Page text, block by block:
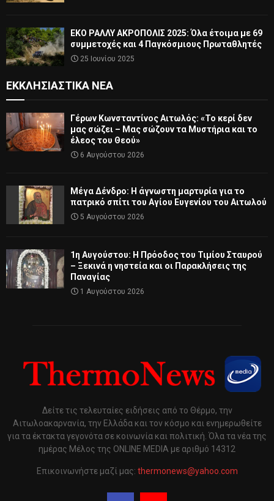
ΕΚΟ ΡΑΛΛΥ ΑΚΡΟΠΟΛΙΣ 2025: Όλα έτοιμα με 69
συμμετοχές και 4 Παγκόσμιους Πρωταθλητές
25 Ιουνίου 2025
ΕΚΚΛΗΣΙΑΣΤΙΚΆ ΝΈΑ
Γέρων Κωνσταντίνος Αιτωλός: «Το κερί δεν
μας σώζει – Μας σώζουν τα Μυστήρια και το
έλεος του Θεού»
6 Αυγούστου 2026
Μέγα Δένδρο: Η άγνωστη μαρτυρία για το
πατρικό σπίτι του Αγίου Ευγενίου του Αιτωλού
5 Αυγούστου 2026
1η Αυγούστου: Η Πρόοδος του Τιμίου Σταυρού
– Ξεκινά η νηστεία και οι Παρακλήσεις της
Παναγίας
1 Αυγούστου 2026
Δείτε τις τελευταίες ειδήσεις από το Θέρμο, την
Αιτωλοακαρνανία, την Ελλάδα και τον κόσμο και ενημερωθείτε
για τα έκτακτα γεγονότα σε κοινωνία και πολιτική. Όλα τα νέα της
ημέρας Μέλος της ONLINE MEDIA με αριθμό 14312
Επικοινωνήστε μαζί μας: thermonews@yahoo.com